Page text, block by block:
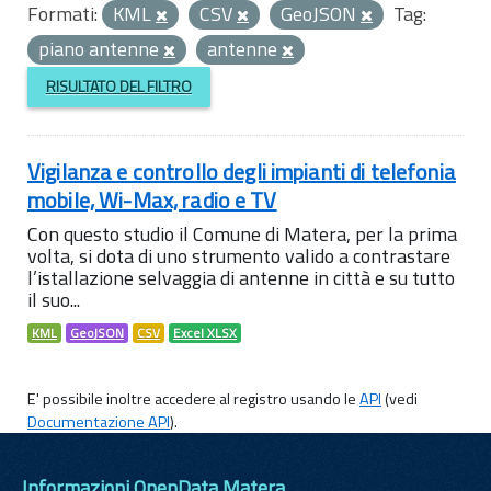
Formati: KML CSV GeoJSON
Tag:
piano antenne
antenne
RISULTATO DEL FILTRO
Vigilanza e controllo degli impianti di telefonia
mobile, Wi-Max, radio e TV
Con questo studio il Comune di Matera, per la prima
volta, si dota di uno strumento valido a contrastare
l’istallazione selvaggia di antenne in città e su tutto
il suo...
KML GeoJSON CSV Excel XLSX
E' possibile inoltre accedere al registro usando leAPI(vedi
Documentazione API).